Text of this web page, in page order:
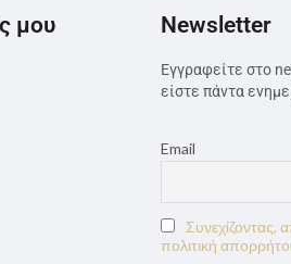
μου Newsletter
Εγγραφείτε στο
είστε πάντα
Email
Συνεχίζοντας,
πολιτική